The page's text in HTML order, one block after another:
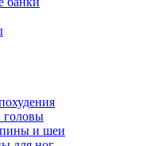
головы
и шеи